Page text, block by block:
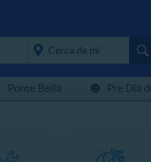
Ponte Bella Pre Día